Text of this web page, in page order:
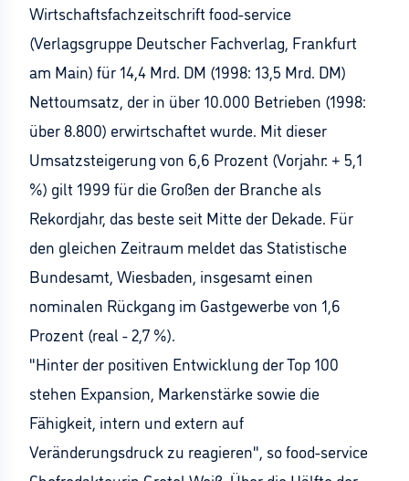
Wirtschaftsfachzeitschrift food-service
(Verlagsgruppe Deutscher Fachverlag, Frankfurt
am Main) für 14,4 Mrd. DM (1998: 13,5 Mrd. DM)
Nettoumsatz, der in über 10.000 Betrieben (1998:
über 8.800) erwirtschaftet wurde. Mit dieser
Umsatzsteigerung von 6,6 Prozent (Vorjahr: + 5,1
%) gilt 1999 für die Großen der Branche als
Rekordjahr, das beste seit Mitte der Dekade. Für
den gleichen Zeitraum meldet das Statistische
Bundesamt, Wiesbaden, insgesamt einen
nominalen Rückgang im Gastgewerbe von 1,6
Prozent (real - 2,7 %).
"Hinter der positiven Entwicklung der Top 100
stehen Expansion, Markenstärke sowie die
Fähigkeit, intern und extern auf
Veränderungsdruck zu reagieren", so food-service